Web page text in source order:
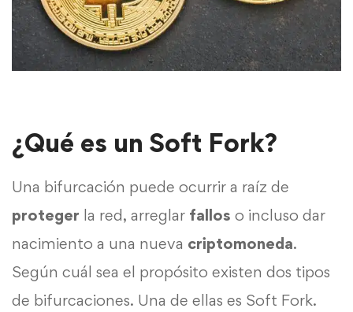
¿Qué es un Soft Fork?
Una bifurcación puede ocurrir a raíz de
proteger la red, arreglar fallos o incluso dar
nacimiento a una nueva criptomoneda.
Según cuál sea el propósito existen dos tipos
de bifurcaciones. Una de ellas es Soft Fork.